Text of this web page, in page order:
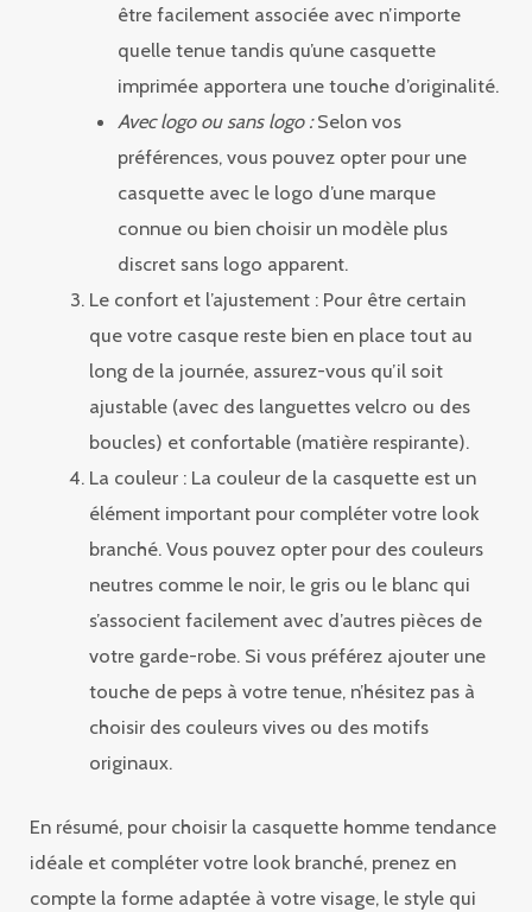
être facilement associée avec n’importe
quelle tenue tandis qu’une casquette
imprimée apportera une touche d’originalité.
Avec logo ou sans logo :Selon vos
préférences, vous pouvez opter pour une
casquette avec le logo d’une marque
connue ou bien choisir un modèle plus
discret sans logo apparent.
Le confort et l’ajustement : Pour être certain
que votre casque reste bien en place tout au
long de la journée, assurez-vous qu’il soit
ajustable (avec des languettes velcro ou des
boucles) et confortable (matière respirante).
La couleur : La couleur de la casquette est un
élément important pour compléter votre look
branché. Vous pouvez opter pour des couleurs
neutres comme le noir, le gris ou le blanc qui
s’associent facilement avec d’autres pièces de
votre garde-robe. Si vous préférez ajouter une
touche de peps à votre tenue, n’hésitez pas à
choisir des couleurs vives ou des motifs
originaux.
En résumé, pour choisir la casquette homme tendance
idéale et compléter votre look branché, prenez en
compte la forme adaptée à votre visage, le style qui